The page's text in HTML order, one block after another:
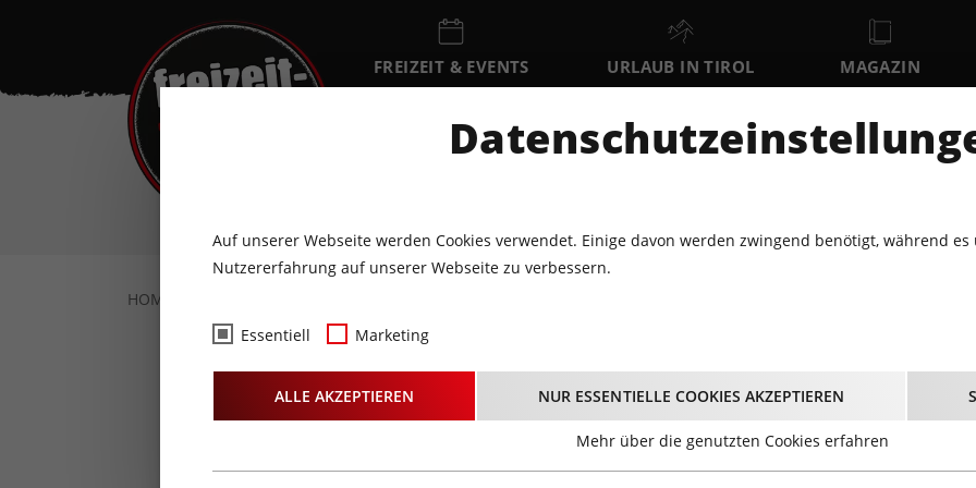
FREIZEIT & EVENTS URLAUB IN TIROL MAGAZIN
EVENTKALENDER
MO DI MI 13
HOME
Night Glowing beim
Ballooning
Auf unserer Webseite werden Cookies verwendet. Einige davon werden zwingend benötigt, während
Nutzererfahrung auf unserer Webseite zu verbessern.
Essentiell Marketing
ALLE AKZEPTIEREN NUR ESSENTIELLE COOKIES AKZEPTIEREN
Mehr über die genutzten Cookies erfahren